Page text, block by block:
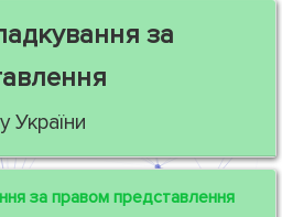
за
України
за правом представлення